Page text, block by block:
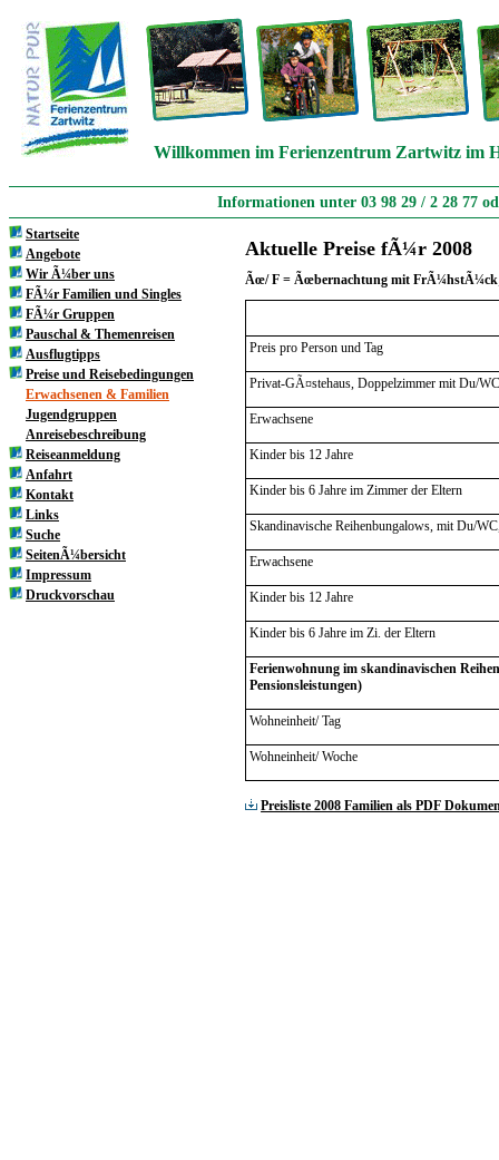
Willkommen im Ferienzentrum Zartwitz im
Informationen unter 03 98 29 / 2 28 77
Startseite
Angebote
Wir Ã¼ber uns
FÃ¼r Familien und Singles
FÃ¼r Gruppen
Pauschal & Themenreisen
Ausflugtipps
Preise und Reisebedingungen
Erwachsenen & Familien
Jugendgruppen
Anreisebeschreibung
Reiseanmeldung
Anfahrt
Kontakt
Links
Suche
SeitenÃ¼bersicht
Impressum
Druckvorschau
Aktuelle Preise fÃ¼r 2008
Ãœ/ F = Ãœbernachtung mit
Preis pro Person und Tag
Privat-GÃ¤stehaus, Doppelzimmer mit Du/
Erwachsene
Kinder bis 12 Jahre
Kinder bis 6 Jahre im Zimmer der Eltern
Skandinavische Reihenbungalows, mit Du/
Erwachsene
Kinder bis 12 Jahre
Kinder bis 6 Jahre im Zi. der Eltern
Ferienwohnung im skandinavischen
Pensionsleistungen)
Wohneinheit/ Tag
Wohneinheit/ Woche
Preisliste 2008 Familien als PDF